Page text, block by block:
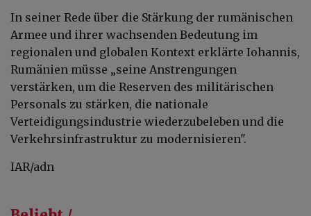
In seiner Rede über die Stärkung der rumänischen
Armee und ihrer wachsenden Bedeutung im
regionalen und globalen Kontext erklärte Iohannis,
Rumänien müsse „seine Anstrengungen
verstärken, um die Reserven des militärischen
Personals zu stärken, die nationale
Verteidigungsindustrie wiederzubeleben und die
Verkehrsinfrastruktur zu modernisieren".
IAR/adn